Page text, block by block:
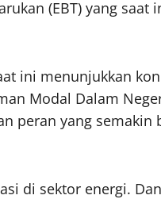
(EBT) yang saat
ini menunjukkan
Modal Dalam
peran yang semakin
di sektor energi.